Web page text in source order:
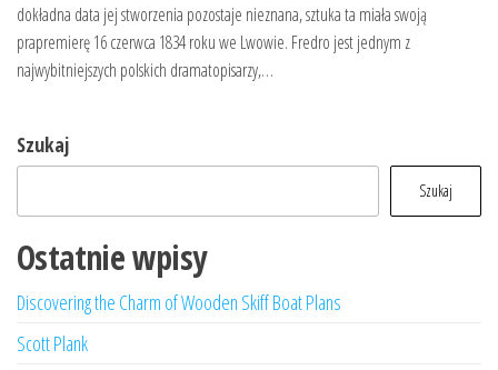
dokładna data jej stworzenia pozostaje nieznana, sztuka ta miała swoją
prapremierę 16 czerwca 1834 roku we Lwowie. Fredro jest jednym z
najwybitniejszych polskich dramatopisarzy,…
Szukaj
Szukaj
Ostatnie wpisy
Discovering the Charm of Wooden Skiff Boat Plans
Scott Plank